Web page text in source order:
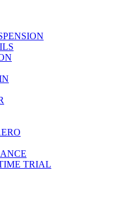
TRIAL